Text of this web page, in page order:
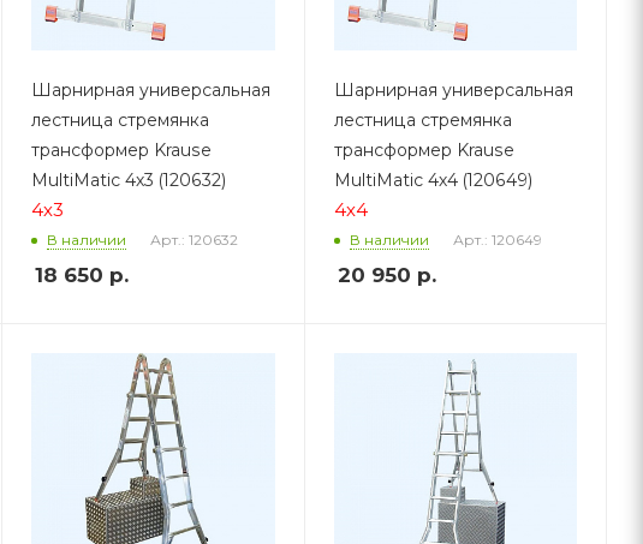
Шарнирная универсальная
лестница стремянка
трансформер Krause
MultiMatic 4х3 (120632)
4х3
В наличии Арт.: 120632
18 650 р.
Шарнирная универсальная
лестница стремянка
трансформер Krause
MultiMatic 4х4 (120649)
4х4
В наличии Арт.: 120649
20 950 р.